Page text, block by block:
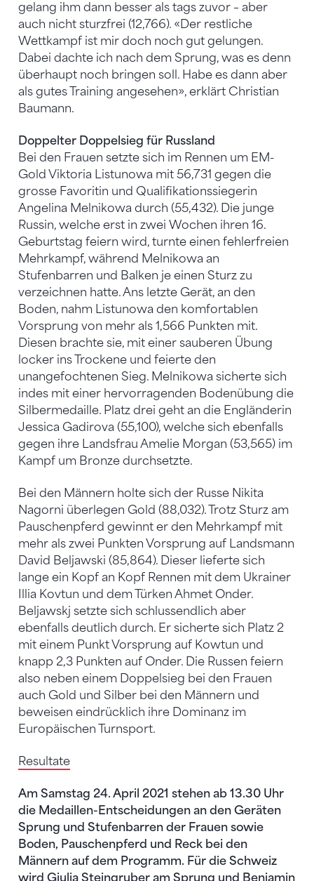
gelang ihm dann besser als tags zuvor – aber
auch nicht sturzfrei (12,766). «Der restliche
Wettkampf ist mir doch noch gut gelungen.
Dabei dachte ich nach dem Sprung, was es denn
überhaupt noch bringen soll. Habe es dann aber
als gutes Training angesehen», erklärt Christian
Baumann.
Doppelter Doppelsieg für Russland
Bei den Frauen setzte sich im Rennen um EM-
Gold Viktoria Listunowa mit 56,731 gegen die
grosse Favoritin und Qualifikationssiegerin
Angelina Melnikowa durch (55,432). Die junge
Russin, welche erst in zwei Wochen ihren 16.
Geburtstag feiern wird, turnte einen fehlerfreien
Mehrkampf, während Melnikowa an
Stufenbarren und Balken je einen Sturz zu
verzeichnen hatte. Ans letzte Gerät, an den
Boden, nahm Listunowa den komfortablen
Vorsprung von mehr als 1,566 Punkten mit.
Diesen brachte sie, mit einer sauberen Übung
locker ins Trockene und feierte den
unangefochtenen Sieg. Melnikowa sicherte sich
indes mit einer hervorragenden Bodenübung die
Silbermedaille. Platz drei geht an die Engländerin
Jessica Gadirova (55,100), welche sich ebenfalls
gegen ihre Landsfrau Amelie Morgan (53,565) im
Kampf um Bronze durchsetzte.
Bei den Männern holte sich der Russe Nikita
Nagorni überlegen Gold (88,032). Trotz Sturz am
Pauschenpferd gewinnt er den Mehrkampf mit
mehr als zwei Punkten Vorsprung auf Landsmann
David Beljawski (85,864). Dieser lieferte sich
lange ein Kopf an Kopf Rennen mit dem Ukrainer
Illia Kovtun und dem Türken Ahmet Onder.
Beljawskj setzte sich schlussendlich aber
ebenfalls deutlich durch. Er sicherte sich Platz 2
mit einem Punkt Vorsprung auf Kowtun und
knapp 2,3 Punkten auf Onder. Die Russen feiern
also neben einem Doppelsieg bei den Frauen
auch Gold und Silber bei den Männern und
beweisen eindrücklich ihre Dominanz im
Europäischen Turnsport.
Resultate
Am Samstag 24. April 2021 stehen ab 13.30 Uhr
die Medaillen-Entscheidungen an den Geräten
Sprung und Stufenbarren der Frauen sowie
Boden, Pauschenpferd und Reck bei den
Männern auf dem Programm. Für die Schweiz
wird Giulia Steingruber am Sprung und Benjamin